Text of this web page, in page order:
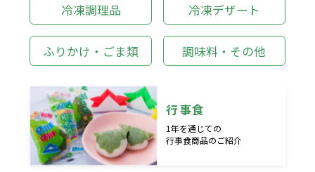
冷凍調理品 冷凍デザート
ふりかけ・ごま類 調味料・その他
行事食
1年を通じての
行事食商品のご紹介